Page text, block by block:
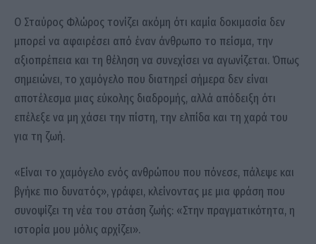
Ο Σταύρος Φλώρος τονίζει ακόμη ότι καμία δοκιμασία δεν
μπορεί να αφαιρέσει από έναν άνθρωπο το πείσμα, την
αξιοπρέπεια και τη θέληση να συνεχίσει να αγωνίζεται. Όπως
σημειώνει, το χαμόγελο που διατηρεί σήμερα δεν είναι
αποτέλεσμα μιας εύκολης διαδρομής, αλλά απόδειξη ότι
επέλεξε να μη χάσει την πίστη, την ελπίδα και τη χαρά του
για τη ζωή.
«Είναι το χαμόγελο ενός ανθρώπου που πόνεσε, πάλεψε και
βγήκε πιο δυνατός», γράφει, κλείνοντας με μια φράση που
συνοψίζει τη νέα του στάση ζωής: «Στην πραγματικότητα, η
ιστορία μου μόλις αρχίζει».